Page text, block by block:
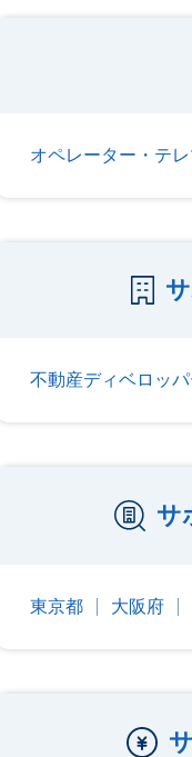
オペレーター・テ
不動産ディベロッパ
サ
東京都 大阪府